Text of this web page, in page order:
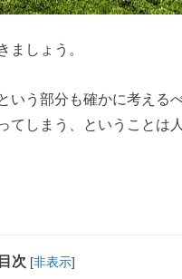
ましょう。
う部分も確かに考えるべ
てしまう、ということは
次 [非表示]